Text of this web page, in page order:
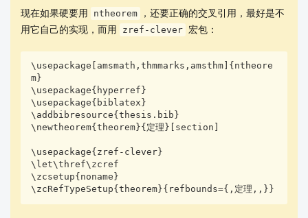
\usepackage{biblatex}
\addbibresource{thesis.bib}
\newtheorem{theorem}{定理}[section]
\begin{document}
\include{test.tex}
\end{document}
! Extra \else.
\@include ...ediate \closeout \@partaux \fi \else
现在如果硬要用 ntheorem
，还要正确的交叉引用，最好是不
用它自己的实现，而用
zref-clever 宏包：
\usepackage[amsmath,thmmarks,amsthm]{ntheore
m}
\usepackage{hyperref}
\usepackage{biblatex}
\addbibresource{thesis.bib}
\newtheorem{theorem}{定理}[section]
\usepackage{zref-clever}
\let\thref\zcref
\zcsetup{noname}
\zcRefTypeSetup{theorem}{refbounds={,定理,,}}